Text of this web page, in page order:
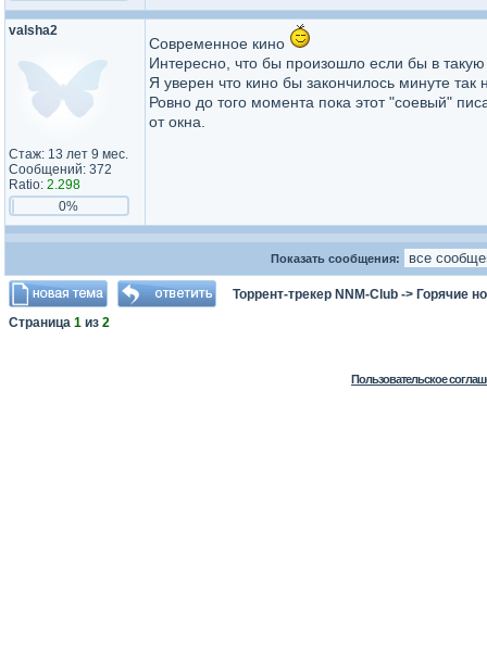
valsha2
Стаж: 13 лет 9 мес.
Сообщений: 372
Ratio: 2.298
0%
Современное кино
Интересно, что бы произошло если бы в
Я уверен что кино бы закончилось минуте так
Ровно до того момента пока этот "соевый"
от окна.
Показать сообщения:
Торрент-трекер NNM-Club -> Горячие
Страница 1 из 2
Пользовательское